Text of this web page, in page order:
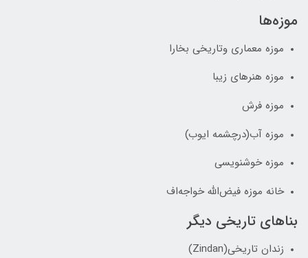
موزه‌ها
موزه معماری وتاریخی بخارا
موزه هنرهای زیبا
موزه فرش
موزه آب(درچشمه ایوب)
موزه خوشنویسی
خانه‌ موزه فیض‌الله خواجه‌اف
بناهای تاریخی دیگر
زندان تاریخی(Zindan)